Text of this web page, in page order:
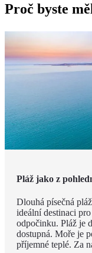
Proč byste
Pláž jako z
Dlouhá písečná
ideální destinaci
odpočinku. Pláž je
dostupná. Moře je
příjemné teplé. Za